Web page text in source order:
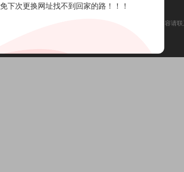
，内容来自网络收集整理，仅作个人学习使用。如有违法内容请
下次更换网址找不到回家的路！！！